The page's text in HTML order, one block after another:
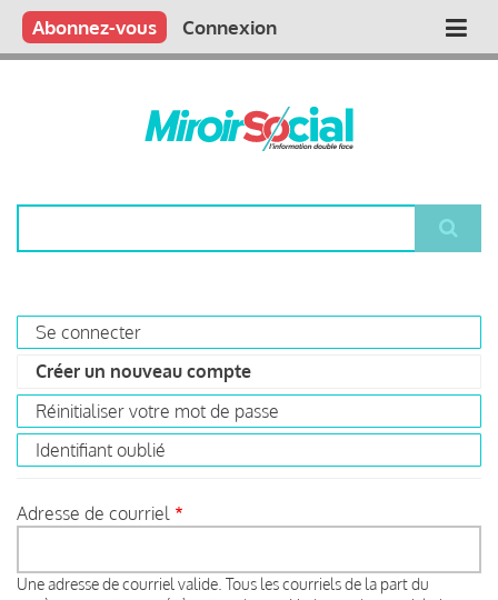
Aller
contenu
Main
Qui sommes nous ?
Vous publiez
Nous publions
Contactez-nous
Abonnez-vous Connexion
Primary
tabs
Se connecter
Créer un nouveau compte
actif)
Réinitialiser votre mot de passe
Identifiant oublié
Adresse de courriel
Une adresse de courriel valide. Tous les courriels de la part du